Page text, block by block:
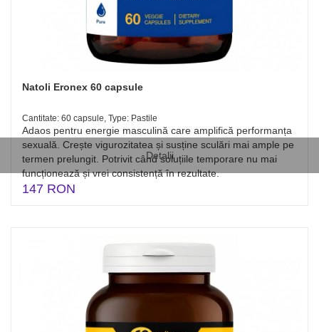
Detalii
Natoli Eronex 60 capsule
Cantitate: 60 capsule, Type: Pastile
Adaos pentru energie masculină care amplifică performanța
sexuală. Crește vigurozitatea și susține sculări mai ample pe
termen prelungit. Potrivit când soluțiile temporare nu mai
funcționează și vrei consistență în rezultate.
147 RON